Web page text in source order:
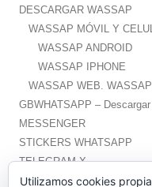
DESCARGAR WASSAP
WASSAP MÓVIL Y
WASSAP ANDROID
WASSAP IPHONE
WASSAP WEB.
GBWHATSAPP –
MESSENGER
STICKERS WHATSAPP
TELEGRAM X
WHATSAPP PLUS –
Utilizamos cookies